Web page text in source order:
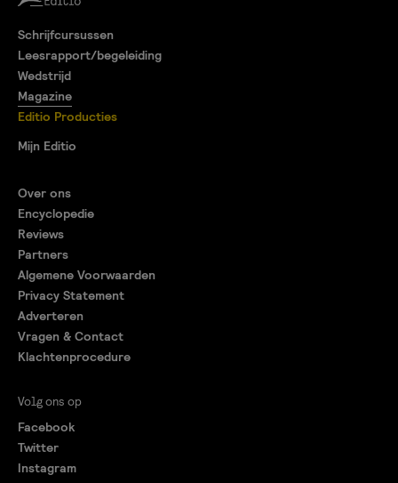
Schrijfcursussen
Leesrapport/begeleiding
Wedstrijd
Magazine
Editio Producties
Mijn Editio
Over ons
Encyclopedie
Reviews
Partners
Algemene Voorwaarden
Privacy Statement
Adverteren
Vragen & Contact
Klachtenprocedure
Volg ons op
Facebook
Twitter
Instagram